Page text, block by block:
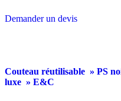
Demander un devis
Couteau réutilisable » PS
luxe » E&C